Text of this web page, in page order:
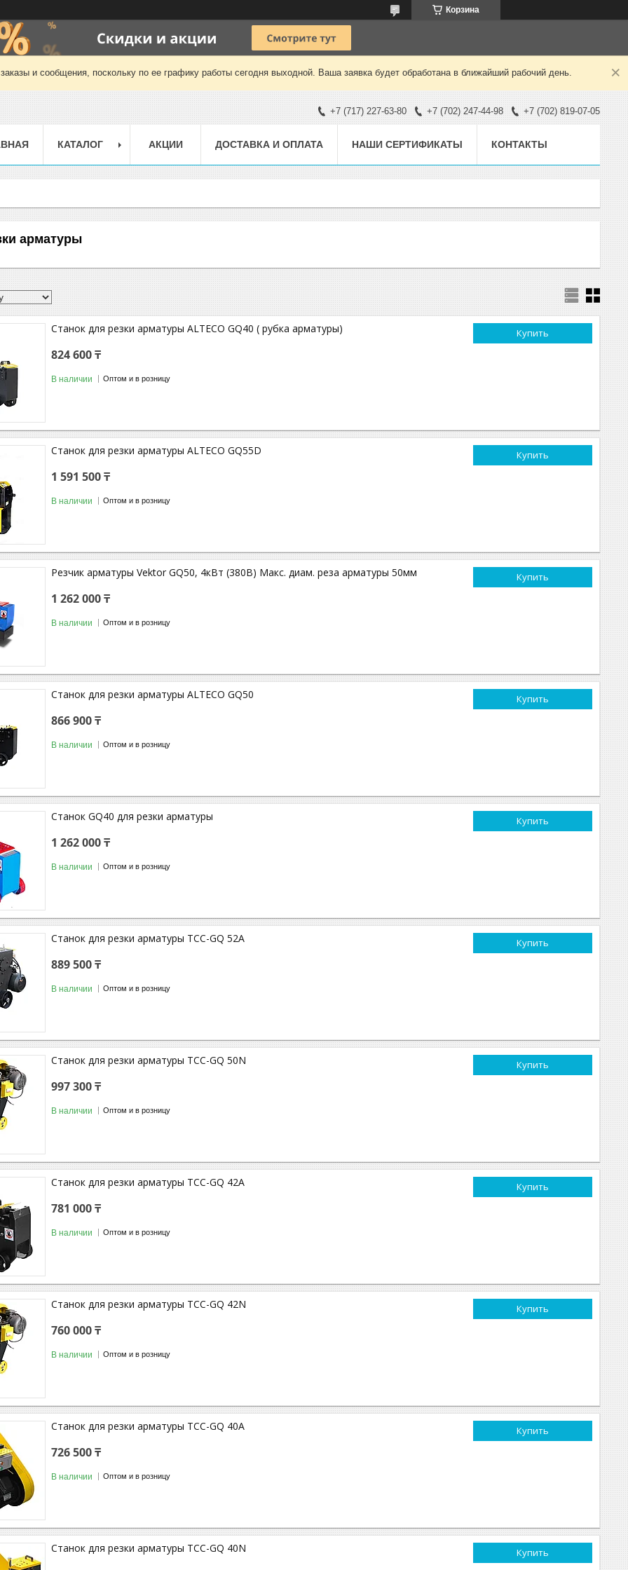
Корзина
и сообщения, поскольку по ее графику работы сегодня выходной. Ваша заявка будет обработана в ближайший рабочий день.
+7 (717) 227-63-80 +7 (702) 247-44-98 +7 (702) 819-07-05
КАТАЛОГ АКЦИИ ДОСТАВКА И ОПЛАТА НАШИ СЕРТИФИКАТЫ КОНТАКТЫ
арматуры
Купить
Станок для резки арматуры ALTECO GQ40 ( рубка арматуры)
824 600 ₸
В наличии Оптом и в розницу
Купить
Станок для резки арматуры ALTECO GQ55D
1 591 500 ₸
В наличии Оптом и в розницу
Купить
Резчик арматуры Vektor GQ50, 4кВт (380В) Макс. диам. реза арматуры 50мм
1 262 000 ₸
В наличии Оптом и в розницу
Купить
Станок для резки арматуры ALTECO GQ50
866 900 ₸
В наличии Оптом и в розницу
Купить
Станок GQ40 для резки арматуры
1 262 000 ₸
В наличии Оптом и в розницу
Купить
Станок для резки арматуры ТСС-GQ 52A
889 500 ₸
В наличии Оптом и в розницу
Купить
Станок для резки арматуры ТСС-GQ 50N
997 300 ₸
В наличии Оптом и в розницу
Купить
Станок для резки арматуры ТСС-GQ 42A
781 000 ₸
В наличии Оптом и в розницу
Купить
Станок для резки арматуры ТСС-GQ 42N
760 000 ₸
В наличии Оптом и в розницу
Купить
Станок для резки арматуры ТСС-GQ 40A
726 500 ₸
В наличии Оптом и в розницу
Купить
Станок для резки арматуры ТСС-GQ 40N